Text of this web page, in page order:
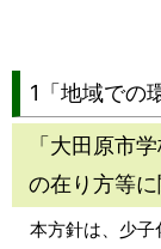
1 「地域での
「大田原市
の在り方等
本方針は、少子